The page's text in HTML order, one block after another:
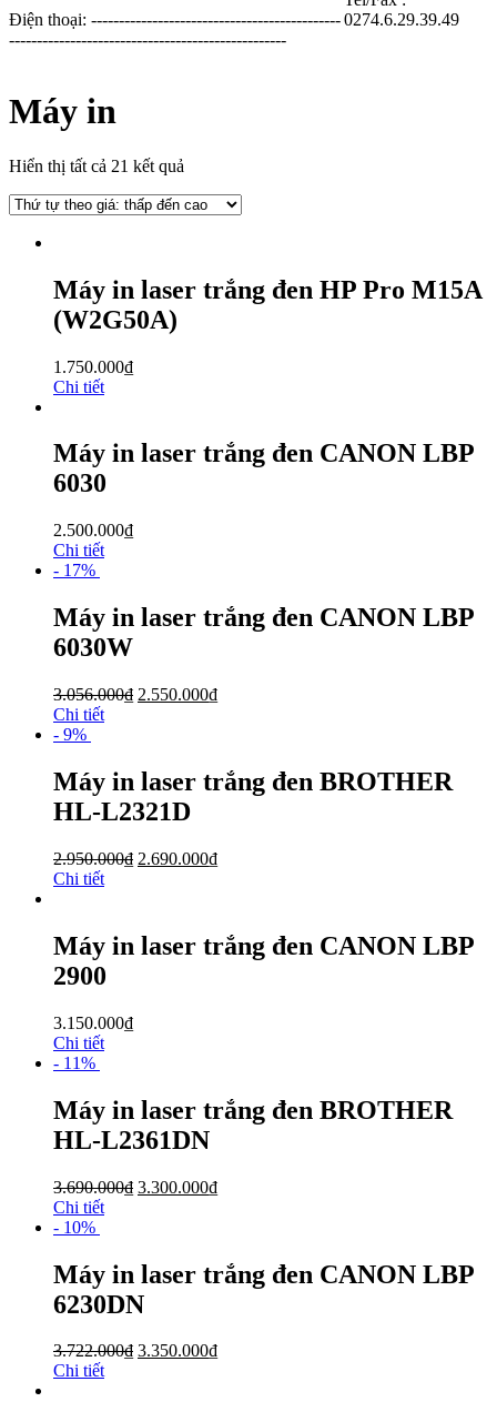
Điện thoại: ---------------------------------------------
--------------------------------------------------
0274.6.29.39.49
Máy in
Hiển thị tất cả 21 kết quả
Máy in laser trắng đen HP Pro M15A
(W2G50A)
1.750.000₫
Chi tiết
Máy in laser trắng đen CANON LBP
6030
2.500.000₫
Chi tiết
- 17%
Máy in laser trắng đen CANON LBP
6030W
3.056.000₫ 2.550.000₫
Chi tiết
- 9%
Máy in laser trắng đen BROTHER
HL-L2321D
2.950.000₫ 2.690.000₫
Chi tiết
Máy in laser trắng đen CANON LBP
2900
3.150.000₫
Chi tiết
- 11%
Máy in laser trắng đen BROTHER
HL-L2361DN
3.690.000₫ 3.300.000₫
Chi tiết
- 10%
Máy in laser trắng đen CANON LBP
6230DN
3.722.000₫ 3.350.000₫
Chi tiết